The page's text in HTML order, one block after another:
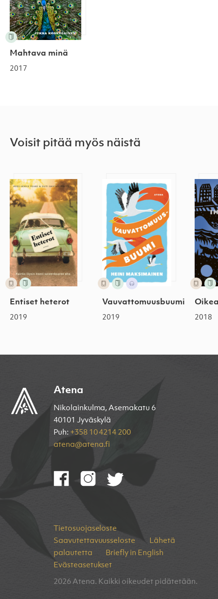
Mahtava minä
2017
Voisit pitää myös näistä
Entiset heterot
Entiset heterot
2019
Vauvattomuusbuumi
Vauvattomuusbuumi
2019 2018
Atena
Nikolainkulma, Asemakatu 6
40101 Jyväskylä
Puh: +358 10 4214 200
atena@atena.fi
Tietosuojaseloste
Saavutettavuusseloste
Lähetä
palautetta
Briefly in English
Evästeasetukset
2026 Atena. Kaikki oikeudet pidätetään.